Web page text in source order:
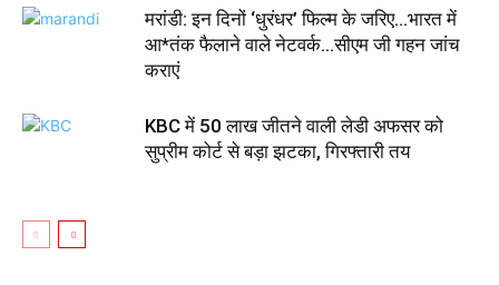
मरांडी: इन दिनों ‘धुरंधर’ फिल्म के जरिए…भारत में
आ*तंक फैलाने वाले नेटवर्क…सीएम जी गहन जांच
कराएं
KBC में 50 लाख जीतने वाली लेडी अफसर को
सुप्रीम कोर्ट से बड़ा झटका, गिरफ्तारी तय